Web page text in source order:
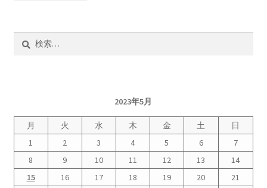
2023年5月
月 火 水 木 金 土
日
1
2 3 4 5 6
7
8
9 10 11 12 13
14
15
16 17 18 19 20
21